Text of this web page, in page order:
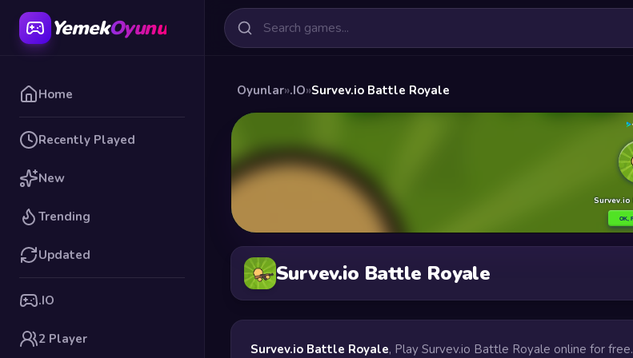
YemekOyunu
Home
Recently Played
New
Trending
Updated
.IO
2 Player
Oyunlar».IO»Survev.io Battle Royale
Survev.io Battle Royale
Survev.io Battle Royale, Play Survev.io Battle Royale online for free.